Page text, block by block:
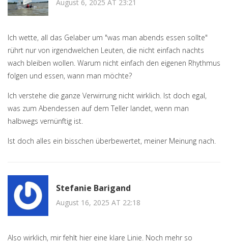
August 6, 2025 AT 23:21
Ich wette, all das Gelaber um "was man abends essen sollte"
rührt nur von irgendwelchen Leuten, die nicht einfach nachts
wach bleiben wollen. Warum nicht einfach den eigenen Rhythmus
folgen und essen, wann man möchte?
Ich verstehe die ganze Verwirrung nicht wirklich. Ist doch egal,
was zum Abendessen auf dem Teller landet, wenn man
halbwegs vernünftig ist.
Ist doch alles ein bisschen überbewertet, meiner Meinung nach.
Stefanie Barigand
August 16, 2025 AT 22:18
Also wirklich, mir fehlt hier eine klare Linie. Noch mehr so